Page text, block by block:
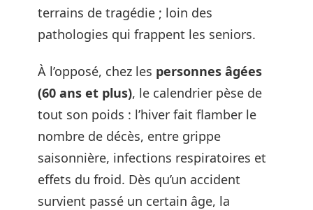
terrains de tragédie ; loin des
pathologies qui frappent les seniors.
À l’opposé, chez les personnes âgées
(60 ans et plus), le calendrier pèse de
tout son poids : l’hiver fait flamber le
nombre de décès, entre grippe
saisonnière, infections respiratoires et
effets du froid. Dès qu’un accident
survient passé un certain âge, la